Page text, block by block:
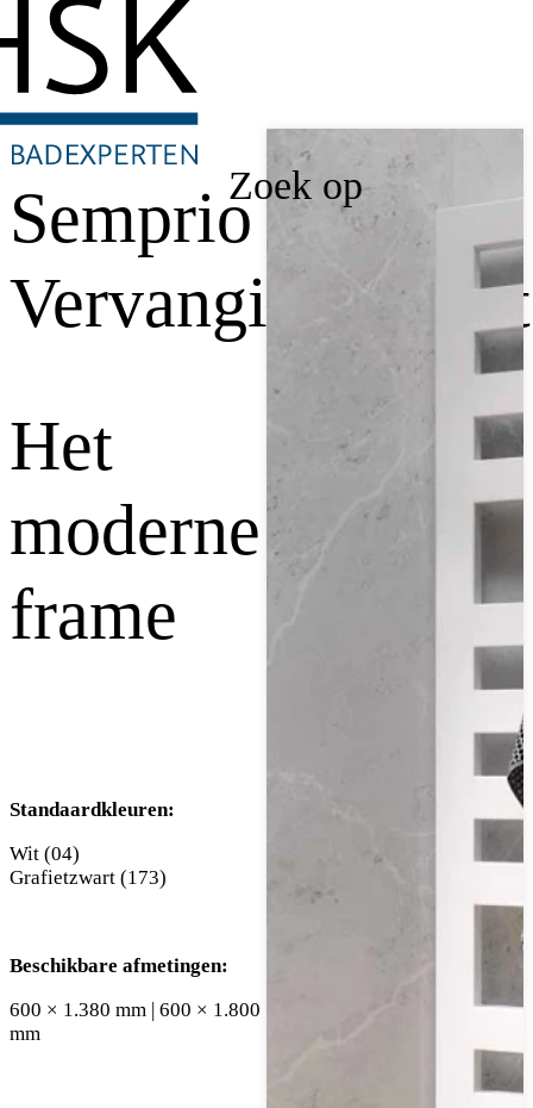
Zoek op
Semprio
Het
moderne
frame
Standaardkleuren:
Wit (04)
Grafietzwart (173)
Beschikbare afmetingen:
600 × 1.380 mm | 600 × 1.800
mm